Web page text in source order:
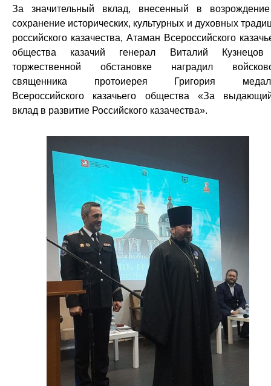
За значительный вклад, внесенный в
сохранение исторических, культурных и духовных
российского казачества, Атаман Всероссийского
общества казачий генерал Виталий
торжественной обстановке наградил
священника протоиерея Григория
Всероссийского казачьего общества «За
вклад в развитие Российского казачества».